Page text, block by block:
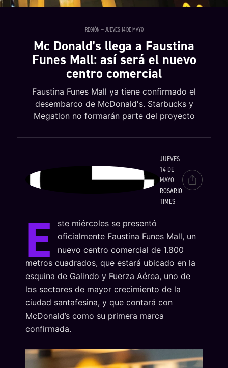
REGIÓN — JUEVES 14 DE MAYO
Mc Donald’s llega a Faustina
Funes Mall: así será el nuevo
centro comercial
Faustina Funes Mall ya tiene confirmado el
desembarco de McDonald's. Starbucks y
Megatlon no formarán parte del proyecto
JUEVES
14 DE
MAYO
ROSARIO
TIMES
E
ste miércoles se presentó
oficialmente Faustina Funes Mall, un
nuevo centro comercial de 1.800
metros cuadrados, que estará ubicado en la
esquina de Galindo y Fuerza Aérea, uno de
los sectores de mayor crecimiento de la
ciudad santafesina, y que contará con
McDonald’s como su primera marca
confirmada.